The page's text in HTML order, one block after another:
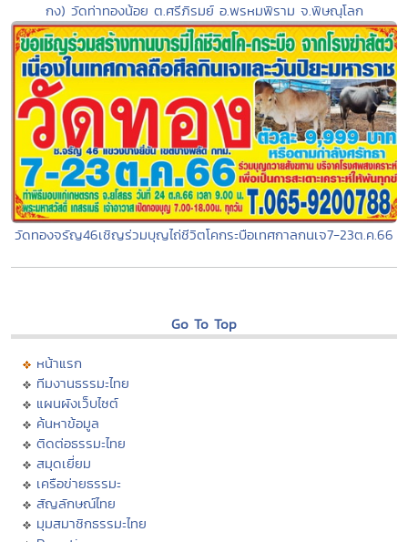
กง) วัดท่าทองน้อย ต.ศรีภิรมย์ อ.พรหมพิราม จ.พิษณุโลก
วัดทองจรัญ46เชิญร่วมบุญไถ่ชีวิตโคกระบือเทศกาลกนเจ7-23ต.ค.66
Go To Top
หน้าแรก
ทีมงานธรรมะไทย
แผนผังเว็บไซต์
ค้นหาข้อมูล
ติดต่อธรรมะไทย
สมุดเยี่ยม
เครือข่ายธรรมะ
สัญลักษณ์ไทย
มุมสมาชิกธรรมะไทย